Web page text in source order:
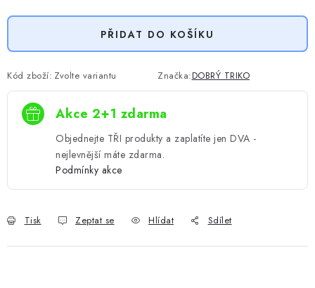
PŘIDAT DO KOŠÍKU
Kód zboží: Zvolte variantu Značka:DOBRÝ TRIKO
Akce 2+1 zdarma
Objednejte TŘI produkty a zaplatíte jen DVA -
nejlevnější máte zdarma.
Podmínky akce
Tisk Zeptat se Hlídat Sdílet